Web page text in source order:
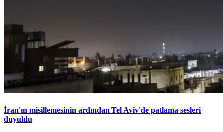
İran'ın misillemesinin ardından Tel Aviv'de patlama sesleri
duyuldu